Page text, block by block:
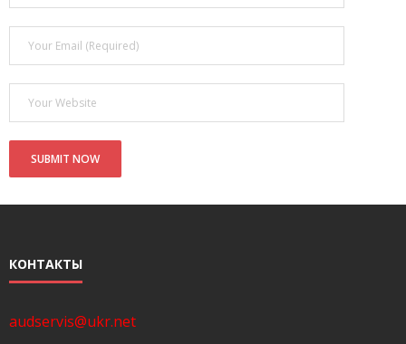
- Покупка усилителя после апгрейда. Случай с Амфитоном
- Конфигурирование и настройка акустических систем для
концертных залов
- Улучшаем звучание — подготовка помещения для
прослушивания музыки.
- Выбираем автомагнитолу
Cart (
КОНТАКТЫ
audservis@ukr.net